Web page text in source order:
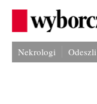
Nekrologi Odeszli